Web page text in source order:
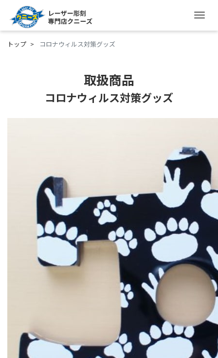
ナ
トップ コロナウィルス対策グッズ
取扱商品
コロナウィルス対策グッズ